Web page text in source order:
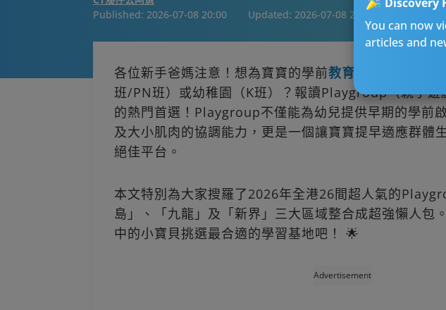
You can now
articles and
Published: 2026-07-08 20:00 Updated: 2026-07-08 20:00
各位新手爸媽注意！想為寶寶的學前教育
班/PN班）或幼稚園（K班）？報讀Playgroup（親子遊
的熱門首選！Playgroup不僅能為幼兒提供早期的學前
及大小肌肉的協調能力，更是一個讓寶寶提早適應群體
絕佳平台。
本文特別為大家搜羅了2026年全港26間超人氣的
島」、「九龍」及「新界」三大區域整合成超強懶人包
中的小寶貝挑選最合適的學習基地吧！ 🌟
Advertisement